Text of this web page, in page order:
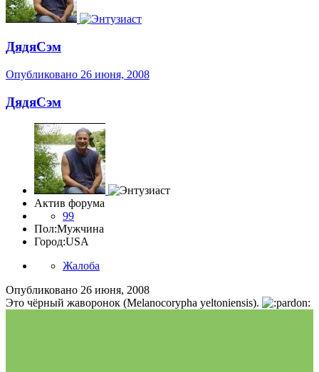
ДядяСэм
Опубликовано 26 июня, 2008
ДядяСэм
Актив форума
99
Пол:Мужчина
Город:USA
Жалоба
Опубликовано 26 июня, 2008
Это чёрный жаворонок (Melanocorypha yeltoniensis).